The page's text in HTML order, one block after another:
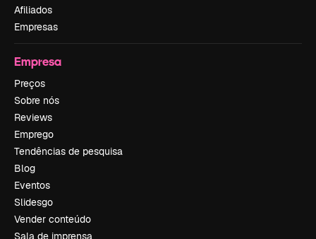
Afiliados
Empresas
Empresa
Preços
Sobre nós
Reviews
Emprego
Tendências de pesquisa
Blog
Eventos
Slidesgo
Vender conteúdo
Sala de imprensa